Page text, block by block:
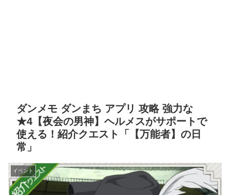
ダンメモ ダンまち アプリ 攻略 強力な
★4【夜会の男神】ヘルメスがサポートで
使える！紹介クエスト「【万能者】の日
常」
イベント